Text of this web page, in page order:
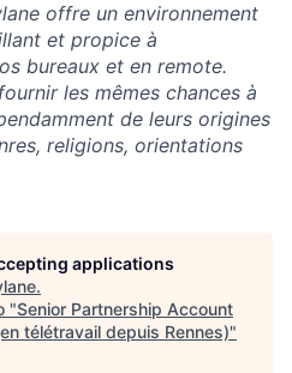
offre un environnement
et propice à
bureaux et en remote.
les mêmes chances à
de leurs origines
religions, orientations
applications
.
"Senior Partnership Account
télétravail depuis Rennes)"